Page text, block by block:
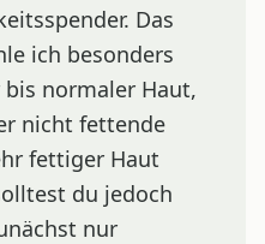
Das
ich besonders
normaler Haut,
nicht fettende
fettiger Haut
du jedoch
nur